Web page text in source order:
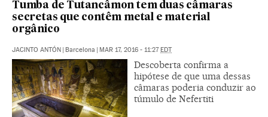
Tumba de Tutancâmon tem duas câmaras
secretas que contêm metal e material
orgânico
JACINTO ANTÓN Barcelona MAR 17, 2016 - 11:27 EDT
Descoberta confirma a
hipótese de que uma dessas
câmaras poderia conduzir ao
túmulo de Nefertiti